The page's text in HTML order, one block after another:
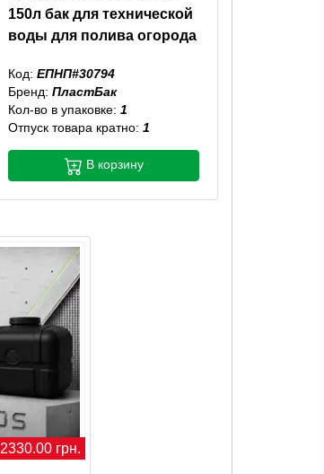
150л бак для технической
воды для полива огорода
Код:ЕПНП#30794
Бренд:ПластБак
Кол-во в упаковке:1
Отпуск товара кратно:1
В корзину
2330.00 грн.